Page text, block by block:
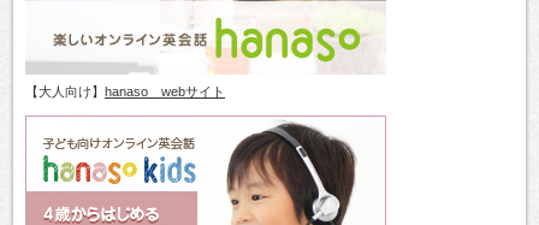
【大人向け】 hanaso webサイト